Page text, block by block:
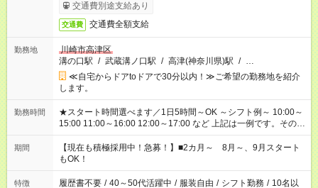
交通費別途支給あり
交通費 交通費全額支給
勤務地
川崎市高津区
溝の口駅 / 武蔵溝ノ口駅 / 高津(神奈川県)駅 / …
≪自宅からドアtoドアで30分以内！≫ご希望の勤務地を紹介
します。
勤務時間
★スタート時間選べます／1日5時間～OK ～シフト例～ 10:00～
15:00 11:00～16:00 12:00～17:00 など 上記は一例です。その他
シフトもご相談ください。 ※Wワークの場合当社と合わせて法
定労働時間が週40時間を超えなければOKです。
期間
【現在も積極採用中！急募！】■2カ月～ 8月～、9月スタート
もOK！
特徴 履歴書不要 / 40～50代活躍中 / 服装自由 / シフト勤務 / 10名以